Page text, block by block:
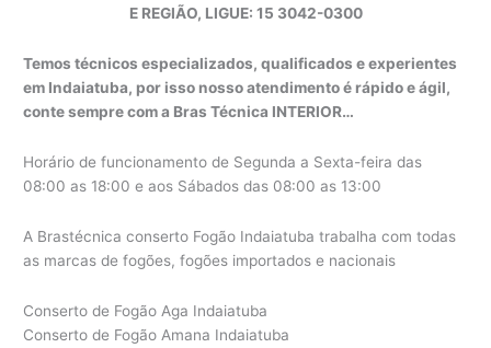
E REGIÃO, LIGUE: 15 3042-0300
Temos técnicos especializados, qualificados e experientes
em Indaiatuba, por isso nosso atendimento é rápido e ágil,
conte sempre com a Bras Técnica INTERIOR…
Horário de funcionamento de Segunda a Sexta-feira das
08:00 as 18:00 e aos Sábados das 08:00 as 13:00
A Brastécnica conserto Fogão Indaiatuba trabalha com todas
as marcas de fogões, fogões importados e nacionais
Conserto de Fogão Aga Indaiatuba
Conserto de Fogão Amana Indaiatuba